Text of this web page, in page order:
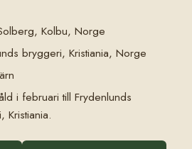
Kolbu, Norge
bryggeri, Kristiania, Norge
i februari till Frydenlunds
Kristiania.